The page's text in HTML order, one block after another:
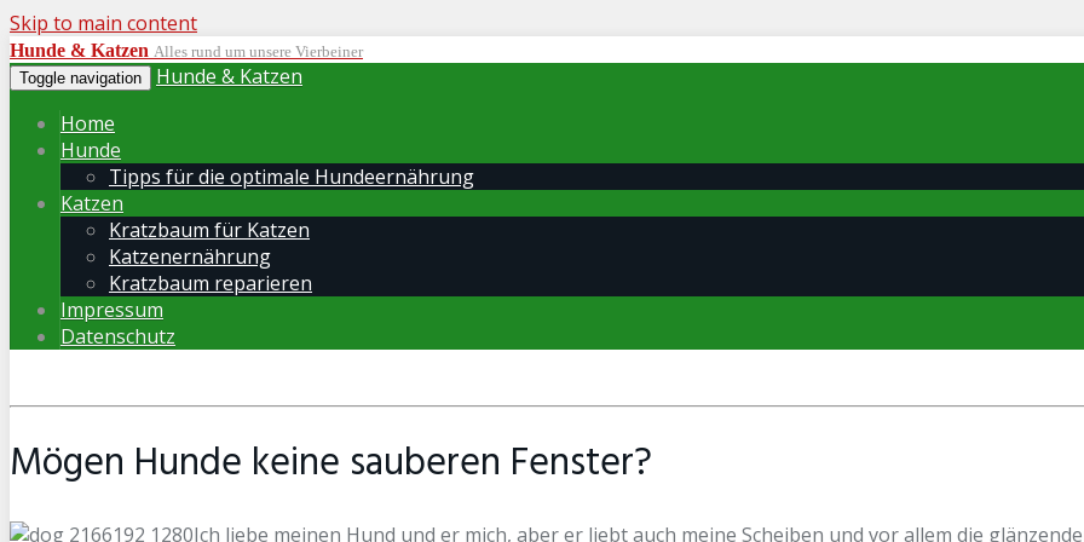
Skip to main content
Hunde & Katzen Alles rund um unsere Vierbeiner
Toggle navigation
Hunde & Katzen
Home
Hunde
Tipps für die optimale Hundeernährung
Katzen
Kratzbaum für Katzen
Katzenernährung
Kratzbaum reparieren
Impressum
Datenschutz
Mögen Hunde keine sauberen Fenster?
Ich liebe meinen Hund und er mich, aber er liebt auch meine Scheiben und vor allem die